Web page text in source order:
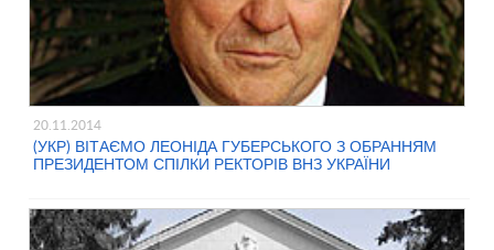
20.11.2014
(УКР) ВІТАЄМО ЛЕОНІДА ГУБЕРСЬКОГО З ОБРАННЯМ
ПРЕЗИДЕНТОМ СПІЛКИ РЕКТОРІВ ВНЗ УКРАЇНИ